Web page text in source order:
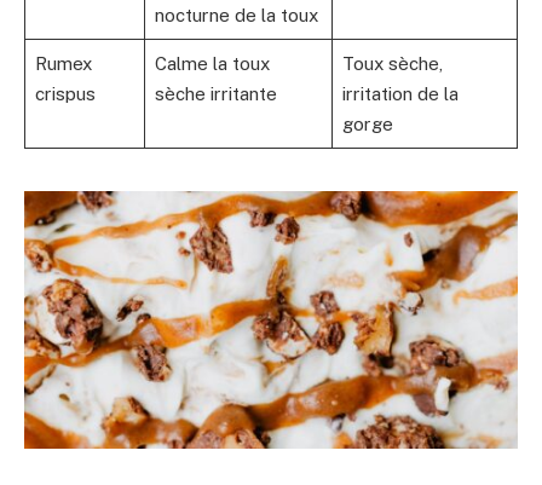
nocturne de la toux
Rumex
crispus
Calme la toux
sèche irritante
Toux sèche,
irritation de la
gorge